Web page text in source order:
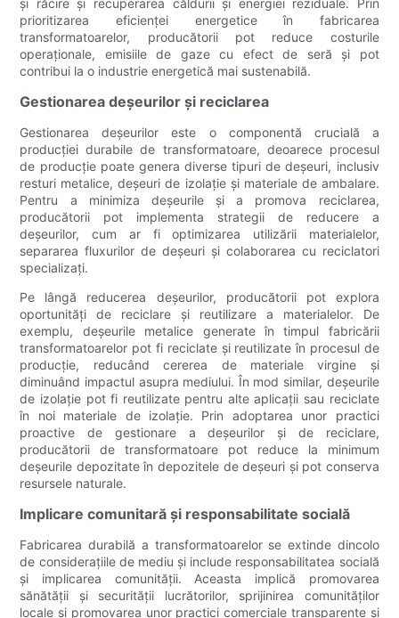
prioritizarea eficienței energetice în fabricarea
transformatoarelor, producătorii pot reduce costurile
operaționale, emisiile de gaze cu efect de seră și pot
contribui la o industrie energetică mai sustenabilă.
Gestionarea deșeurilor și reciclarea
Gestionarea deșeurilor este o componentă crucială a
producției durabile de transformatoare, deoarece procesul
de producție poate genera diverse tipuri de deșeuri, inclusiv
resturi metalice, deșeuri de izolație și materiale de ambalare.
Pentru a minimiza deșeurile și a promova reciclarea,
producătorii pot implementa strategii de reducere a
deșeurilor, cum ar fi optimizarea utilizării materialelor,
separarea fluxurilor de deșeuri și colaborarea cu reciclatori
specializați.
Pe lângă reducerea deșeurilor, producătorii pot explora
oportunități de reciclare și reutilizare a materialelor. De
exemplu, deșeurile metalice generate în timpul fabricării
transformatoarelor pot fi reciclate și reutilizate în procesul de
producție, reducând cererea de materiale virgine și
diminuând impactul asupra mediului. În mod similar, deșeurile
de izolație pot fi reutilizate pentru alte aplicații sau reciclate
în noi materiale de izolație. Prin adoptarea unor practici
proactive de gestionare a deșeurilor și de reciclare,
producătorii de transformatoare pot reduce la minimum
deșeurile depozitate în depozitele de deșeuri și pot conserva
resursele naturale.
Implicare comunitară și responsabilitate socială
Fabricarea durabilă a transformatoarelor se extinde dincolo
de considerațiile de mediu și include responsabilitatea socială
și implicarea comunității. Aceasta implică promovarea
sănătății și securității lucrătorilor, sprijinirea comunităților
locale și promovarea unor practici comerciale transparente și